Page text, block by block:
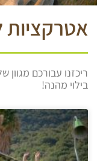
ריכזנו עבורכם
בילוי מהנה!